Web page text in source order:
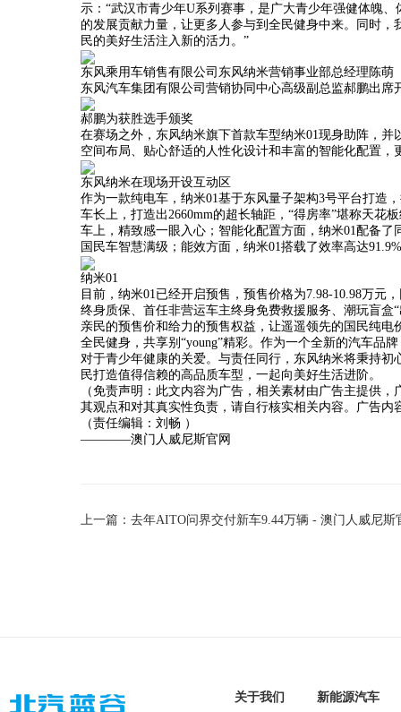
示：“武汉市青少年U系列赛事，是广大青少年强健体魄
的发展贡献力量，让更多人参与到全民健身中来。同时
民的美好生活注入新的活力。”
东风乘用车销售有限公司东风纳米营销事业部总经理陈萌
东风汽车集团有限公司营销协同中心高级副总监郝鹏出
郝鹏为获胜选手颁奖
在赛场之外，东风纳米旗下首款车型纳米01现身助阵，
空间布局、贴心舒适的人性化设计和丰富的智能化配置
东风纳米在现场开设互动区
作为一款纯电车，纳米01基于东风量子架构3号平台打造
车长上，打造出2660mm的超长轴距，“得房率”堪称天花
车上，精致感一眼入心；智能化配置方面，纳米01配备
国民车智慧满级；能效方面，纳米01搭载了效率高达
纳米01
目前，纳米01已经开启预售，预售价格为7.98-10.98万元
终身质保、首任非营运车主终身免费救援服务、潮玩盲盒
亲民的预售价和给力的预售权益，让遥遥领先的国民纯电
全民健身，共享别“young”精彩。作为一个全新的汽车品
对于青少年健康的关爱。与责任同行，东风纳米将秉持
民打造值得信赖的高品质车型，一起向美好生活进阶。
（免责声明：此文内容为广告，相关素材由广告主提供
其观点和对其真实性负责，请自行核实相关内容。广告内
（责任编辑：刘畅 ）
————澳门人威尼斯官网
上一篇：去年AITO问界交付新车9.44万辆 - 澳门人威尼斯
关于我们 新能源汽车